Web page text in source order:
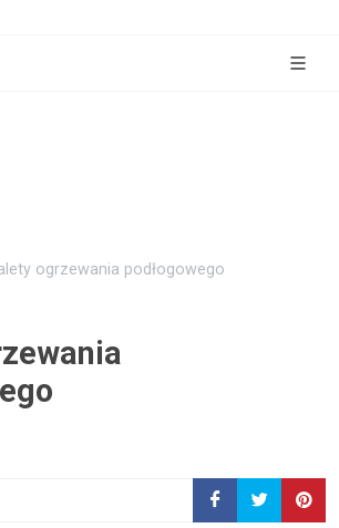
ogrzewania podłogowego